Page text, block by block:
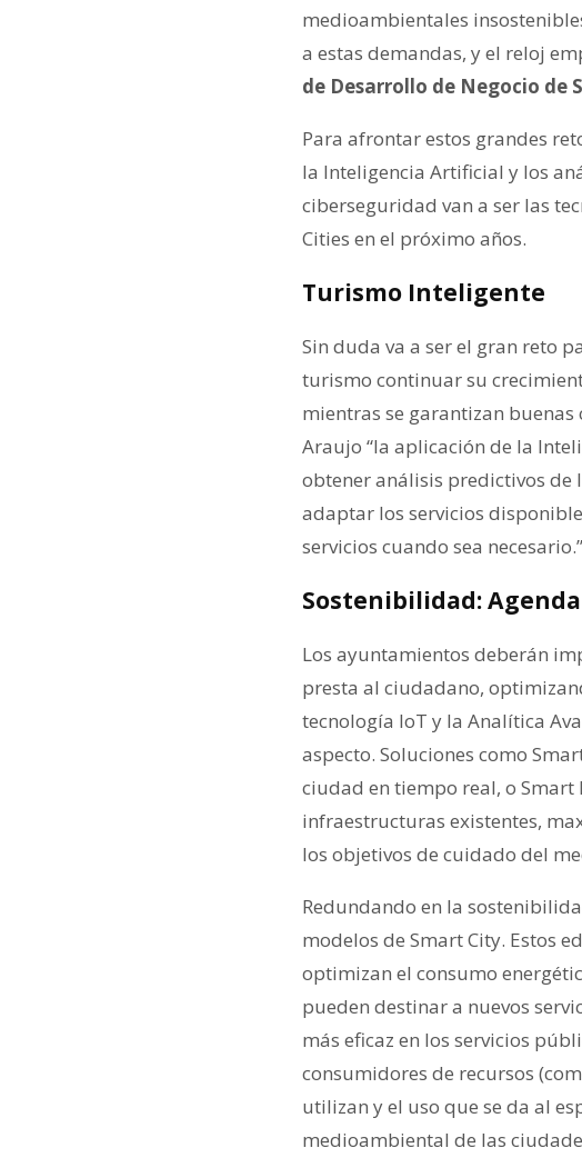
medioambientales
a estas demandas, y el reloj
de Desarrollo de Negocio de
Para afrontar estos grandes
la Inteligencia Artificial y los
ciberseguridad van a ser las
Cities en el próximo años.
Turismo Inteligente
Sin duda va a ser el gran reto
turismo continuar su
mientras se garantizan
Araujo “la aplicación de la
obtener análisis predictivos de
adaptar los servicios
servicios cuando sea necesario.”
Sostenibilidad: Agenda
Los ayuntamientos deberán
presta al ciudadano,
tecnología IoT y la Analítica
aspecto. Soluciones como
ciudad en tiempo real, o Smart
infraestructuras existentes,
los objetivos de cuidado del
Redundando en la
modelos de Smart City. Estos
optimizan el consumo
pueden destinar a nuevos
más eficaz en los servicios
consumidores de recursos
utilizan y el uso que se da al
medioambiental de las